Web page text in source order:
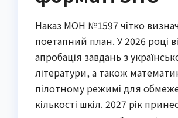
Наказ МОН №1597 чітко
поетапний план. У 2026 році
апробація завдань з
літератури, а також
пілотному режимі для
кількості шкіл. 2027 рік